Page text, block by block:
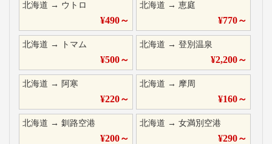
北海道 → ウトロ
¥490～
北海道 →恵庭
¥770～
北海道 → トマム
¥500～
北海道 →登別温泉
¥2,200～
北海道 → 阿寒
¥220～
北海道 → 摩周
¥160～
北海道 → 釧路空港
¥200～
北海道 →女満別空港
¥290～